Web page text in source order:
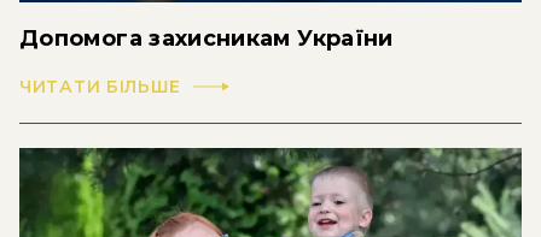
Допомога захисникам України
ЧИТАТИ БІЛЬШЕ